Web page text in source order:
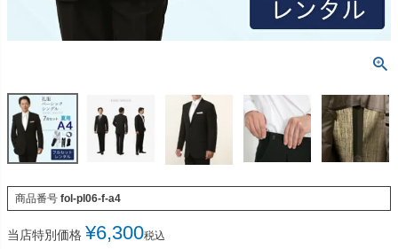
商品番号 fol-pl06-f-a4
当店特別価格 ¥6,300税込